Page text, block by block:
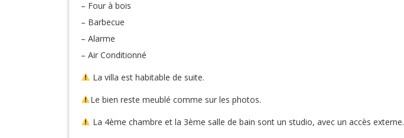
– Four à bois
– Barbecue
– Alarme
– Air Conditionné
La villa est habitable de suite.
Le bien reste meublé comme sur les photos.
La 4ème chambre et la 3ème salle de bain sont un studio, avec un accès externe.